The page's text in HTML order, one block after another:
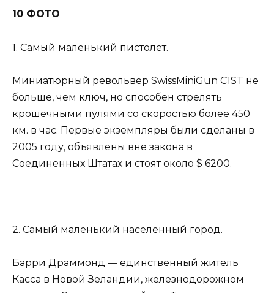
10 ФОТО
1. Самый маленький пистолет.
Миниатюрный револьвер SwissMiniGun C1ST не
больше, чем ключ, но способен стрелять
крошечными пулями со скоростью более 450
км. в час. Первые экземпляры были сделаны в
2005 году, объявлены вне закона в
Соединенных Штатах и ​​стоят около $ 6200.
2. Самый маленький населенный город.
Барри Драммонд — единственный житель
Касса в Новой Зеландии, железнодорожном